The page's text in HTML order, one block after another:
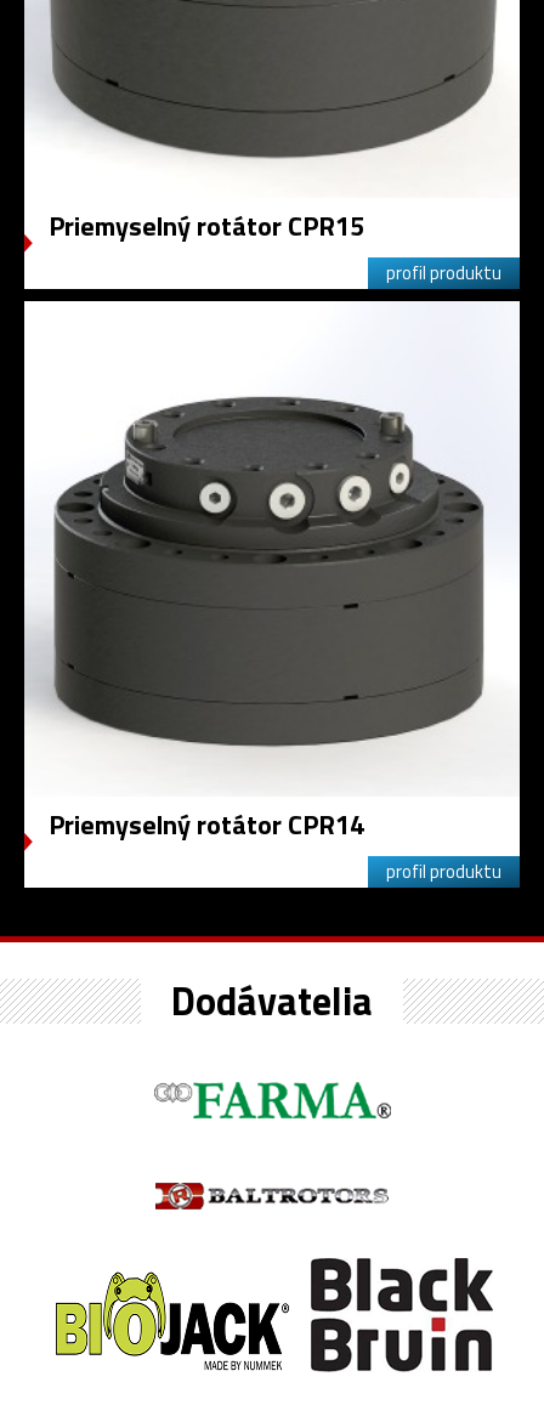
Priemyselný rotátor CPR15
profil produktu
Priemyselný rotátor CPR14
profil produktu
Dodávatelia